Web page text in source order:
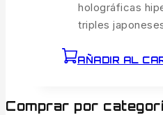
holográficas
triples
AÑADIR AL
Comprar por